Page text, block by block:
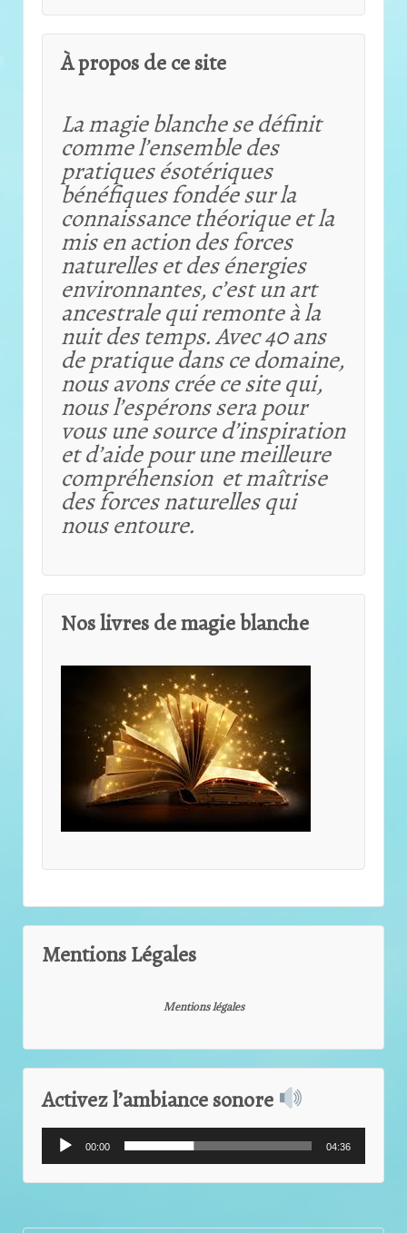
À propos de ce site
La magie blanche se définit
comme l’ensemble des
pratiques ésotériques
bénéfiques fondée sur la
connaissance théorique etla
mis en action des forces
naturelles et des énergies
environnantes, c’est un art
ancestrale qui remonte à la
nuit des temps. Avec 40 ans
de pratique dans ce domaine,
nous avons crée ce site qui,
nous l’espérons sera pour
vous une source d’inspiration
et d’aide pour une meilleure
compréhension et maîtrise
des forces naturelles qui
nous entoure.
Nos livres de magie blanche
Mentions Légales
Mentions légales
Activez l’ambiance sonore
audio
00:00 04:36